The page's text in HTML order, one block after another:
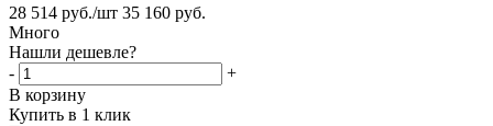
28 514 руб./шт 35 160 руб.
Много
Нашли дешевле?
-
+
В корзину
Купить в 1 клик